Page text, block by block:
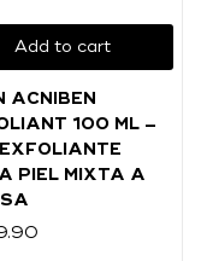
Add to cart
ACNIBEN
100 ML –
PIEL MIXTA A